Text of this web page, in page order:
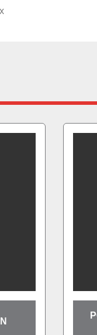
ELETTRICA PER